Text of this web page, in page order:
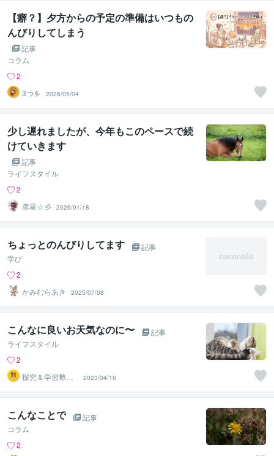
【癖？】夕方からの予定の準備はいつもの
んびりしてしまう
記事
コラム
2
3つを
2026/05/04
少し遅れましたが、今年もこのペースで続
けていきます
記事
ライフスタイル
2
彦星☆彡 2026/01/18
ちょっとのんびりしてます
記事
学び
2
かみむらあき
2025/07/08
こんなに良いお天気なのに〜
記事
ライフスタイル
2
探究＆学習塾｜
なぜラボ
2023/04/16
こんなことで
記事
コラム
2